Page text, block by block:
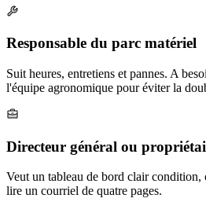
Responsable du parc matériel
Suit heures, entretiens et pannes. A
l'équipe agronomique pour éviter la
Directeur général ou
Veut un tableau de bord clair condition,
lire un courriel de quatre pages.